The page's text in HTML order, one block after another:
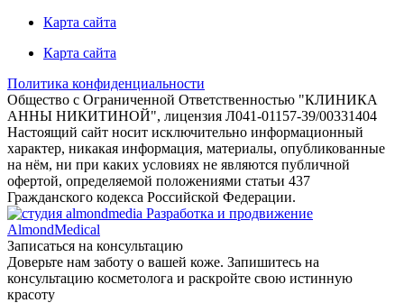
Карта сайта
Карта сайта
Политика конфиденциальности
Общество с Ограниченной Ответственностью "КЛИНИКА
АННЫ НИКИТИНОЙ", лицензия Л041-01157-39/00331404
Настоящий сайт носит исключительно информационный
характер, никакая информация, материалы, опубликованные
на нём, ни при каких условиях не являются публичной
офертой, определяемой положениями статьи 437
Гражданского кодекса Российской Федерации.
Разработка и продвижение
AlmondMedical
Записаться на консультацию
Доверьте нам заботу о вашей коже. Запишитесь на
консультацию косметолога и раскройте свою истинную
красоту